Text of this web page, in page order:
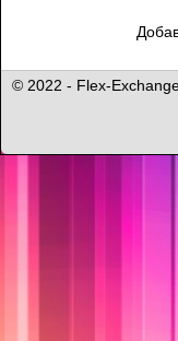
© 2022 - Flex-